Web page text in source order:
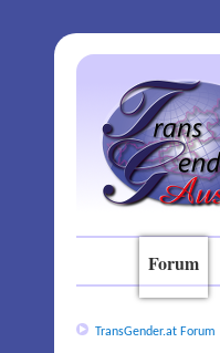
Forum
TransGender.at Forum